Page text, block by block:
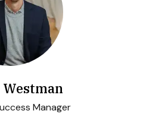
Manager